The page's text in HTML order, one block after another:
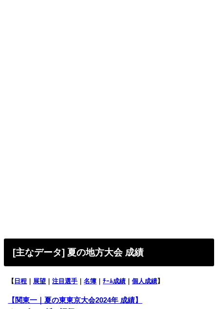
[主なデータ] 夏の地方大会 成績
【 日程 展望 ｜注目選手 ｜名簿 ｜ﾁｰﾑ成績 ｜個人成績】
【関東一｜夏の東東京大会2024年 成績】